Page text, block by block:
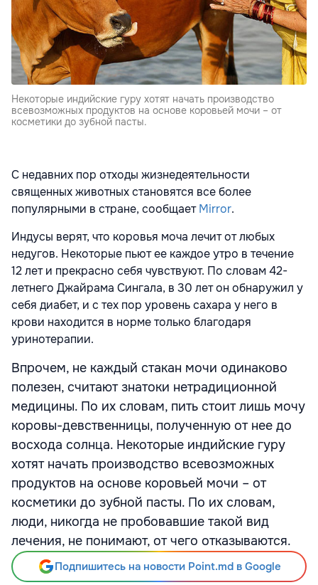
Некоторые индийские гуру хотят начать производство
всевозможных продуктов на основе коровьей мочи – от
косметики до зубной пасты.
С недавних пор отходы жизнедеятельности
священных животных становятся все более
популярными в стране, сообщаетMirror.
Индусы верят, что коровья моча лечит от любых
недугов. Некоторые пьют ее каждое утро в течение
12 лет и прекрасно себя чувствуют. По словам 42-
летнего Джайрама Сингала, в 30 лет он обнаружил у
себя диабет, и с тех пор уровень сахара у него в
крови находится в норме только благодаря
уринотерапии.
Впрочем, не каждый стакан мочи одинаково
полезен, считают знатоки нетрадиционной
медицины. По их словам, пить стоит лишь мочу
коровы-девственницы, полученную от нее до
восхода солнца. Некоторые индийские гуру
хотят начать производство всевозможных
продуктов на основе коровьей мочи – от
косметики до зубной пасты. По их словам,
люди, никогда не пробовавшие такой вид
лечения, не понимают, от чего отказываются.
Подпишитесь на новости Point.md в Google